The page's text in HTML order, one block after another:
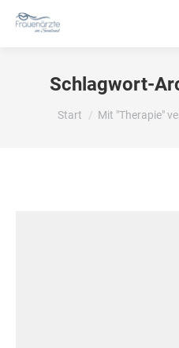
Schlagwort-
Sie befinden sich
Start Mit "Therapie"